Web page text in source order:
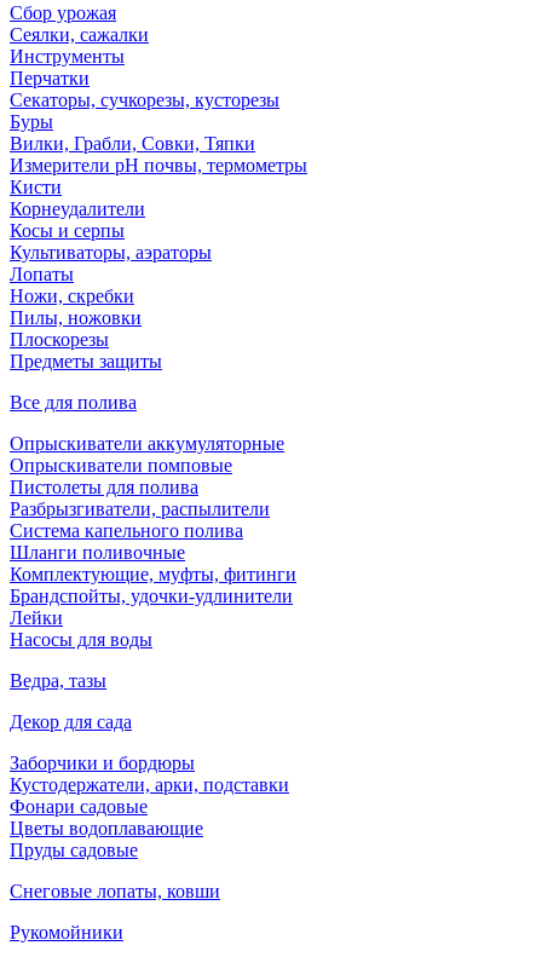
Сбор урожая
Сеялки, сажалки
Инструменты
Перчатки
Секаторы, сучкорезы, кусторезы
Буры
Вилки, Грабли, Совки, Тяпки
Измерители pH почвы, термометры
Кисти
Корнеудалители
Косы и серпы
Культиваторы, аэраторы
Лопаты
Ножи, скребки
Пилы, ножовки
Плоскорезы
Предметы защиты
Все для полива
Опрыскиватели аккумуляторные
Опрыскиватели помповые
Пистолеты для полива
Разбрызгиватели, распылители
Система капельного полива
Шланги поливочные
Комплектующие, муфты, фитинги
Брандспойты, удочки-удлинители
Лейки
Насосы для воды
Ведра, тазы
Декор для сада
Заборчики и бордюры
Кустодержатели, арки, подставки
Фонари садовые
Цветы водоплавающие
Пруды садовые
Снеговые лопаты, ковши
Рукомойники